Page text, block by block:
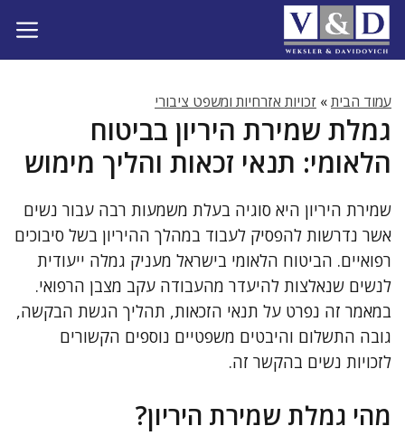
לדלג
לתוכן
עמוד הבית» זכויות אזרחיות ומשפט ציבורי
גמלת שמירת היריון בביטוח
הלאומי: תנאי זכאות והליך מימוש
שמירת היריון היא סוגיה בעלת משמעות רבה עבור נשים
אשר נדרשות להפסיק לעבוד במהלך ההיריון בשל סיבוכים
רפואיים. הביטוח הלאומי בישראל מעניק גמלה ייעודית
לנשים שנאלצות להיעדר מהעבודה עקב מצבן הרפואי.
במאמר זה נפרט על תנאי הזכאות, תהליך הגשת הבקשה,
גובה התשלום והיבטים משפטיים נוספים הקשורים
לזכויות נשים בהקשר זה.
מהי גמלת שמירת היריון?